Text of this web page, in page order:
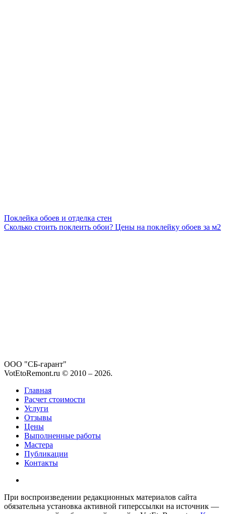
Поклейка обоев и отделка стен
Сколько стоить поклеить обои? Цены на поклейку обоев за м2
ООО "СБ-гарант"
VotEtoRemont.ru © 2010 – 2026.
Главная
Расчет стоимости
Услуги
Отзывы
Цены
Выполненные работы
Мастера
Публикации
Контакты
При воспроизведении редакционных материалов сайта
обязательна установка активной гиперссылки на источник —